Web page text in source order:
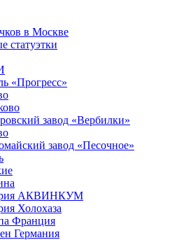
в Москве
статуэтки
«Прогресс»
завод «Вербилки»
завод «Песочное»
АКВИНКУМ
Холохаза
Франция
Германия